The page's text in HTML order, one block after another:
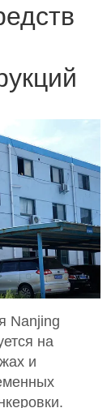
Nanjing
на
и